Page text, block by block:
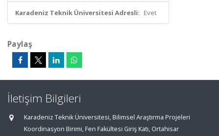
Karadeniz Teknik Üniversitesi Adresli: Evet
Paylaş
İletişim Bilgileri
Karadeniz Teknik Üniversitesi, Bilimsel Araştırma Projeleri
Koordinasyon Birimi, Fen Fakültesi Giriş Katı, Ortahisar